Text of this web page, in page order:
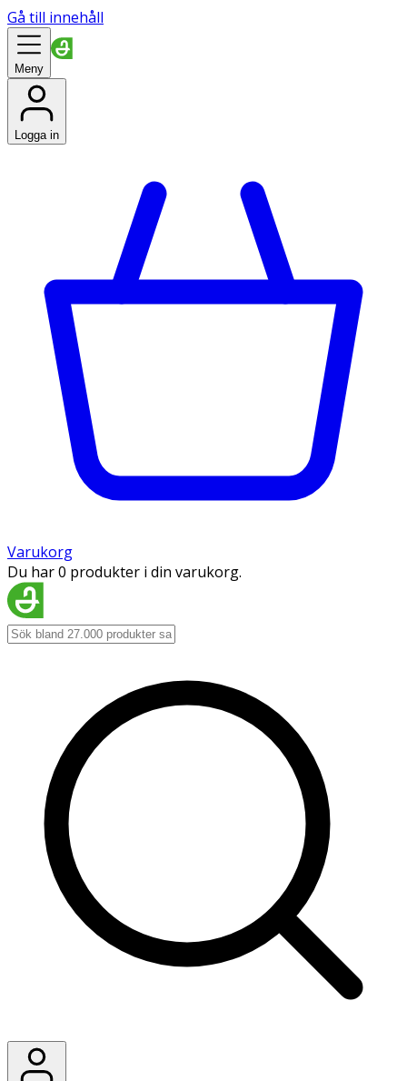
Gå till innehåll
Meny
Logga in
Varukorg
Du har 0 produkter i din varukorg.